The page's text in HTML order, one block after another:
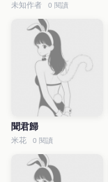
未知作者 0 閱讀
聞君歸
米花 0 閱讀